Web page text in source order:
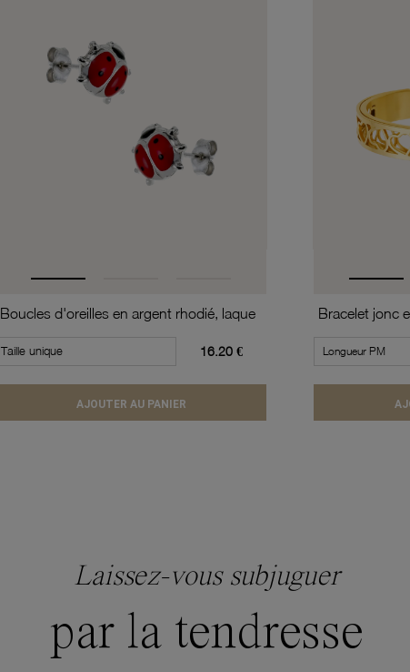
Boucles d'oreilles en argent rhodié, laque
Taille unique 16.20 €
AJOUTER AU PANIER
Laissez-vous subjuguer
par la tendresse